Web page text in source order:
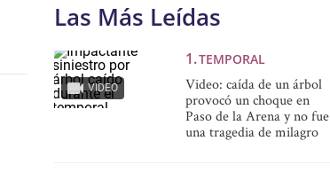
Las Más Leídas
VIDEO
TEMPORAL
Video: caída de un árbol
provocó un choque en
Paso de la Arena y no fue
una tragedia de milagro